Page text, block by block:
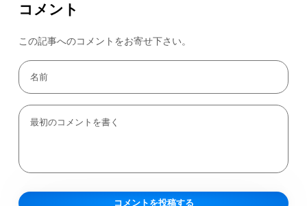
コメント
この記事へのコメントをお寄せ下さい。